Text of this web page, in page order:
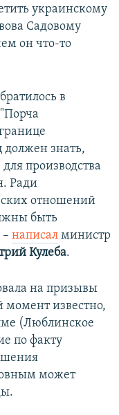
украинскому
Садовому
он что-то
в
должен знать,
производства
Ради
отношений
быть
написал министр
Кулеба.
на призывы
известно,
(Люблинское
по факту
может